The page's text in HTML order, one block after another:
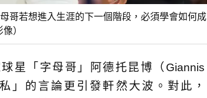
哥若想進入生涯的下一個階段，必須學會如何成
）
星「字母哥」阿德托昆博（Giannis
」的言論更引發軒然大波。對此，